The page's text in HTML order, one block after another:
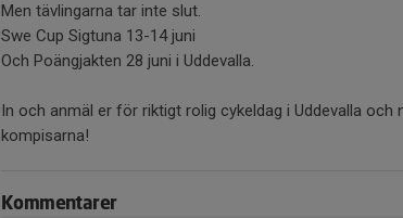
Men tävlingarna tar inte slut.
Swe Cup Sigtuna 13-14 juni
Och Poängjakten 28 juni i Uddevalla.
In och anmäl er för riktigt rolig cykeldag i Uddevalla och
kompisarna!
Kommentarer